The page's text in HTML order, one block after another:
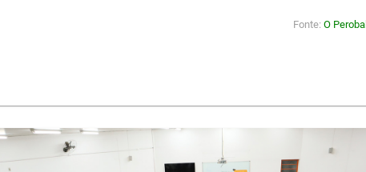
Fonte: O Perobal